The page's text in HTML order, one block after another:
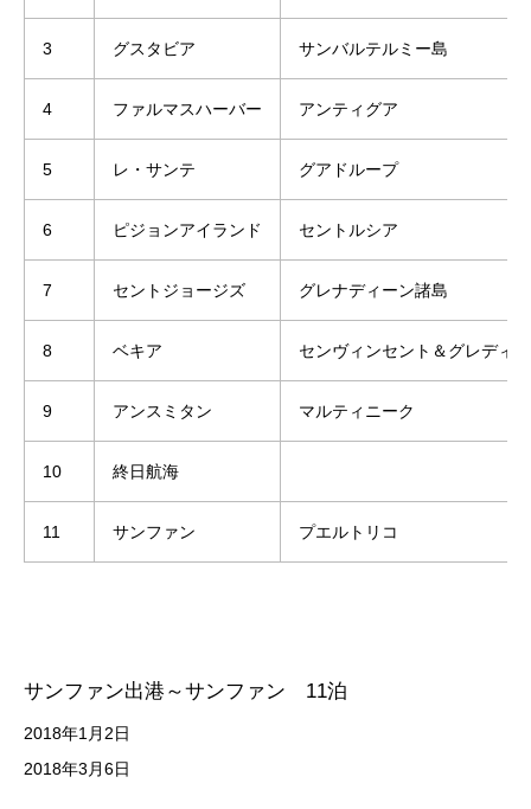
3 グスタビア サンバルテルミー島
4 ファルマスハーバー アンティグア
5 レ・サンテ グアドループ
6 ピジョンアイランド セントルシア
7 セントジョージズ グレナディーン諸島
8 ベキア センヴィンセント＆グレディン
9 アンスミタン マルティニーク
10 終日航海
11 サンファン プエルトリコ
サンファン出港～サンファン 11泊
2018年1月2日
​2018年3月6日